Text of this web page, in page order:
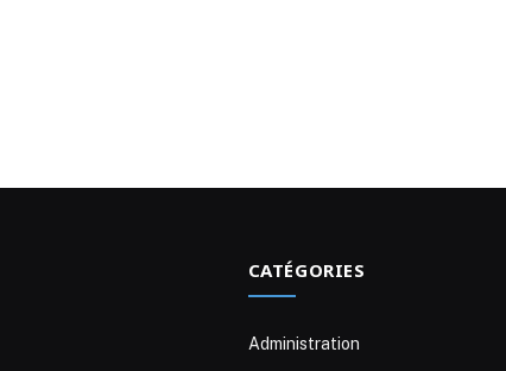
CATÉGORIES
Administration